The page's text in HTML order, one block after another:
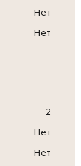
Нет
Нет
2
Нет
Нет